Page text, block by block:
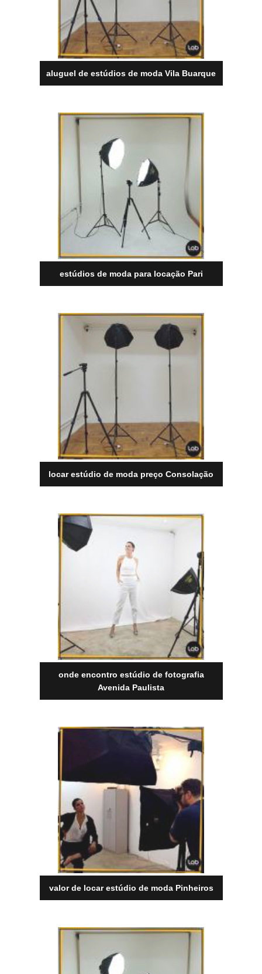
aluguel de estúdios de moda Vila Buarque
estúdios de moda para locação Pari
locar estúdio de moda preço Consolação
onde encontro estúdio de fotografia
Avenida Paulista
valor de locar estúdio de moda Pinheiros